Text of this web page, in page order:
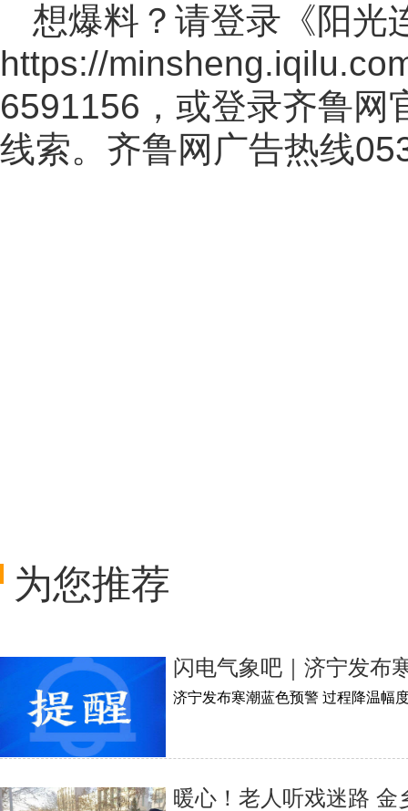
想爆料？请登录《阳光
https://
6591156，或登录齐鲁网
线索。齐鲁网广告热线
为您推荐
闪电气象吧｜济宁发布
济宁发布寒潮蓝色预警 过程降温幅
暖心！老人听戏迷路 金